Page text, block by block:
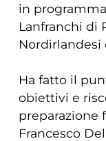
in
Lanfranchi di
Nordirlandesi
Ha fatto il
obiettivi e
preparazione
Francesco